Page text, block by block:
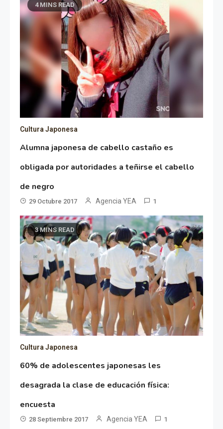
4 MINS READ
Cultura Japonesa
Alumna japonesa de cabello castaño es
obligada por autoridades a teñirse el cabello
de negro
29 Octubre 2017 Agencia YEA 1
3 MINS READ
Cultura Japonesa
60% de adolescentes japonesas les
desagrada la clase de educación física:
encuesta
28 Septiembre 2017 Agencia YEA 1